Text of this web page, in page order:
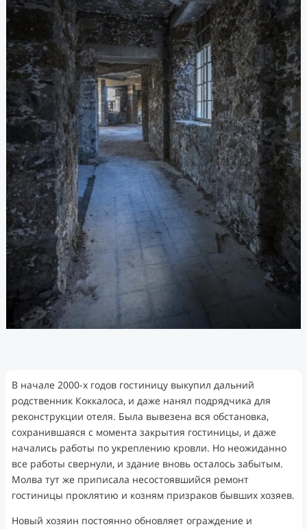
В начале 2000-х годов гостиницу выкупил дальний
родственник Коккалоса, и даже нанял подрядчика для
реконструкции отеля. Была вывезена вся обстановка,
сохранившаяся с момента закрытия гостиницы, и даже
начались работы по укреплению кровли. Но неожиданно
все работы свернули, и здание вновь осталось забытым.
Молва тут же приписала несостоявшийся ремонт
гостиницы проклятию и козням призраков бывших хозяев.
Новый хозяин постоянно обновляет ограждение и